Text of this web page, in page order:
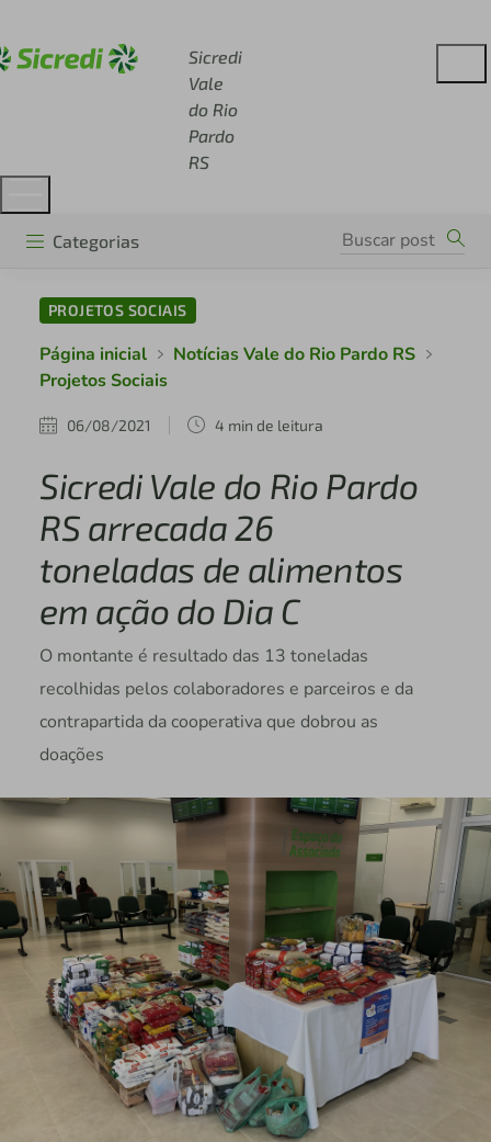
Sicredi
Vale
do Rio
Pardo
RS
Categorias
PROJETOS SOCIAIS
Página inicial
Notícias Vale do Rio Pardo RS
Projetos Sociais
06/08/2021 4 min de leitura
Sicredi Vale do Rio Pardo
RS arrecada 26
toneladas de alimentos
em ação do Dia C
O montante é resultado das 13 toneladas
recolhidas pelos colaboradores e parceiros e da
contrapartida da cooperativa que dobrou as
doações